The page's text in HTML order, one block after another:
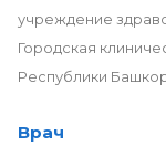
учреждение
Городская
Республики
Врач